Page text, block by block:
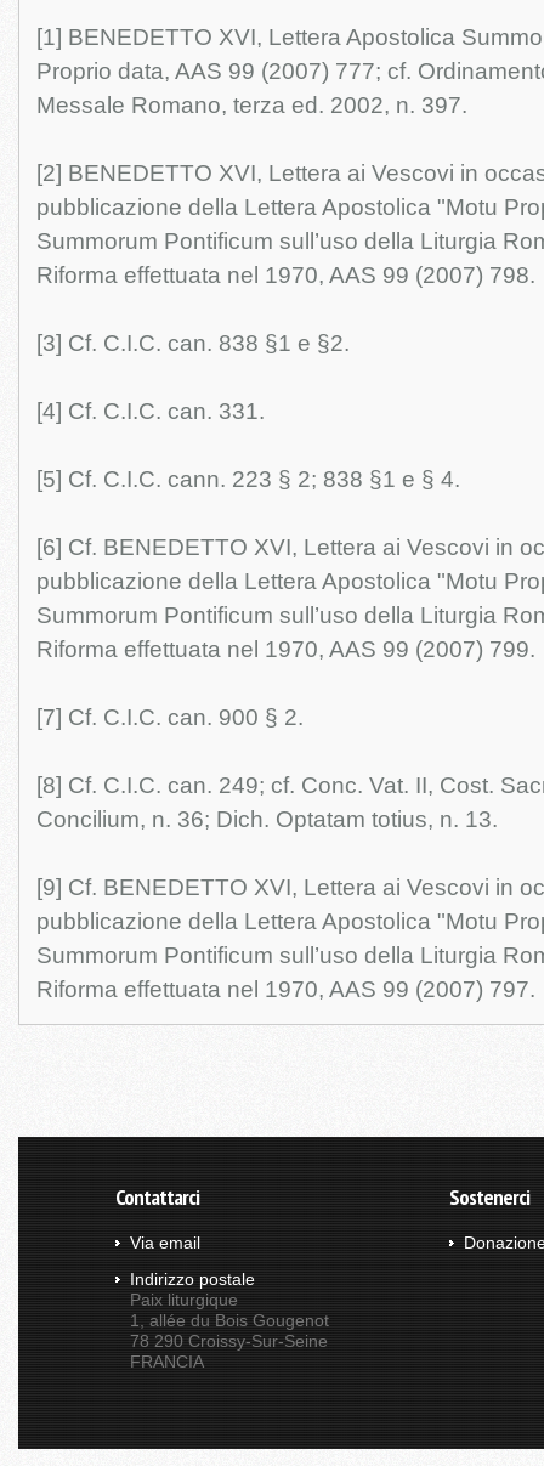
[1] BENEDETTO XVI, Lettera Apostolica
Proprio data, AAS 99 (2007) 777; cf.
Messale Romano, terza ed. 2002, n. 397.
[2] BENEDETTO XVI, Lettera ai Vescovi in
pubblicazione della Lettera Apostolica "Motu
Summorum Pontificum sull’uso della Liturgia
Riforma effettuata nel 1970, AAS 99 (2007) 798.
[3] Cf. C.I.C. can. 838 §1 e §2.
[4] Cf. C.I.C. can. 331.
[5] Cf. C.I.C. cann. 223 § 2; 838 §1 e § 4.
[6] Cf. BENEDETTO XVI, Lettera ai Vescovi in
pubblicazione della Lettera Apostolica "Motu
Summorum Pontificum sull’uso della Liturgia
Riforma effettuata nel 1970, AAS 99 (2007) 799.
[7] Cf. C.I.C. can. 900 § 2.
[8] Cf. C.I.C. can. 249; cf. Conc. Vat. II, Cost.
Concilium, n. 36; Dich. Optatam totius, n. 13.
[9] Cf. BENEDETTO XVI, Lettera ai Vescovi in
pubblicazione della Lettera Apostolica "Motu
Summorum Pontificum sull’uso della Liturgia
Riforma effettuata nel 1970, AAS 99 (2007) 797.
Contattarci
Via email
Indirizzo postale
Paix liturgique
1, allée du Bois Gougenot
78 290 Croissy-Sur-Seine
FRANCIA
Sostenerci